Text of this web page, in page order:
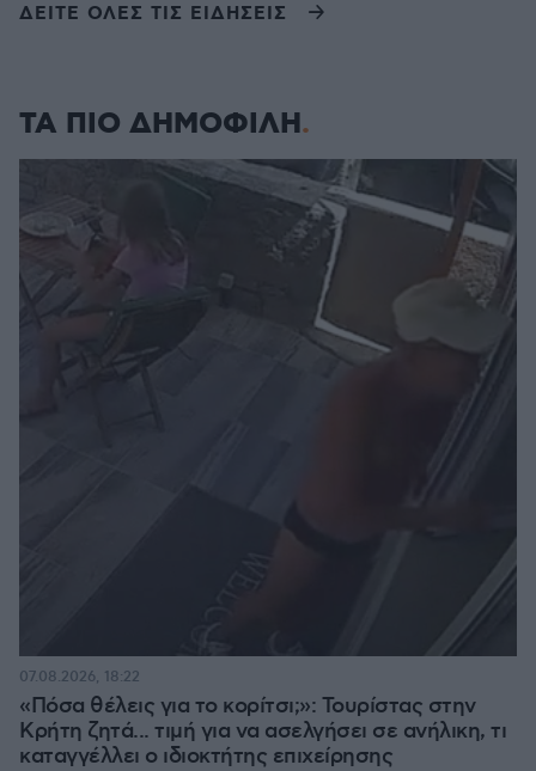
ΔΕΙΤΕ ΟΛΕΣ ΤΙΣ ΕΙΔΗΣΕΙΣ
ΤΑ ΠΙΟ ΔΗΜΟΦΙΛΗ
«Πόσα θέλεις για το κορίτσι;»: Τουρίστας στην
Κρήτη ζητά... τιμή για να ασελγήσει σε ανήλικη, τι
καταγγέλλει ο ιδιοκτήτης επιχείρησης
07.08.2026, 18:22